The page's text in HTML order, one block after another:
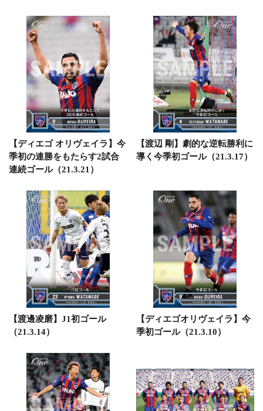
【ディエゴ オリヴェイラ】今
季初の連勝をもたらす2試合
連続ゴール（21.3.21）
【渡辺 剛】劇的な逆転勝利に
導く今季初ゴール（21.3.17）
【渡邊凌磨】J1初ゴール
（21.3.14）
【ディエゴオリヴェイラ】今
季初ゴール（21.3.10）